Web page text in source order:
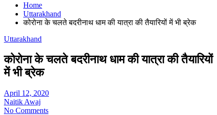
Home
Uttarakhand
कोरोना के चलते बदरीनाथ धाम की यात्रा की तैयारियों में भी ब्रेक
Uttarakhand
कोरोना के चलते बदरीनाथ धाम की यात्रा की तैयारियों
में भी ब्रेक
April 12, 2020
Naitik Awaj
No Comments